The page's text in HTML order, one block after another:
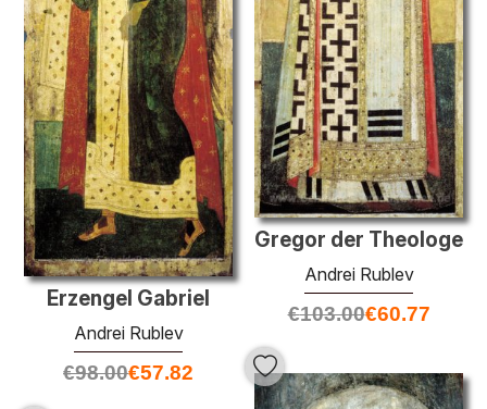
Gregor der Theologe
Andrei Rublev
€103.00€60.77
Erzengel Gabriel
Andrei Rublev
€98.00€57.82